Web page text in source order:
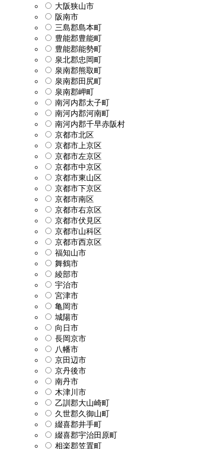
大阪狭山市
阪南市
三島郡島本町
豊能郡豊能町
豊能郡能勢町
泉北郡忠岡町
泉南郡熊取町
泉南郡田尻町
泉南郡岬町
南河内郡太子町
南河内郡河南町
南河内郡千早赤阪村
京都市北区
京都市上京区
京都市左京区
京都市中京区
京都市東山区
京都市下京区
京都市南区
京都市右京区
京都市伏見区
京都市山科区
京都市西京区
福知山市
舞鶴市
綾部市
宇治市
宮津市
亀岡市
城陽市
向日市
長岡京市
八幡市
京田辺市
京丹後市
南丹市
木津川市
乙訓郡大山崎町
久世郡久御山町
綴喜郡井手町
綴喜郡宇治田原町
相楽郡笠置町